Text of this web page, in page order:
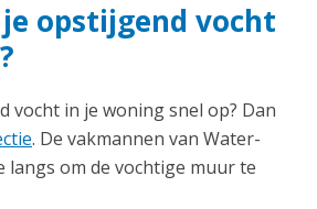
opstijgend vocht
vocht in je woning snel op? Dan
. De vakmannen van Water-
langs om de vochtige muur te